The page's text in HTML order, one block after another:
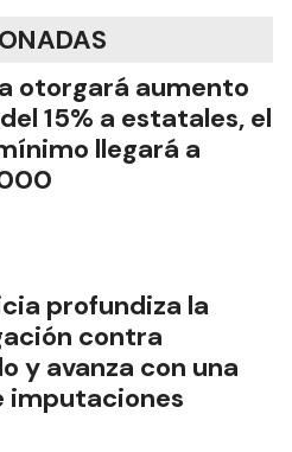
otorgará aumento
15% a estatales, el
llegará a
profundiza la
contra
y avanza con una
imputaciones